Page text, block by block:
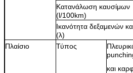
Κατανάλωση καυσίμων
(l/100km)
Ικανότητα δεξαμενών
(λ)
Πλαίσιο Τύπος
και